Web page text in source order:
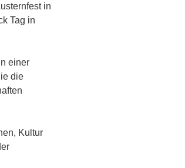
in
Tag in
einer
die
Kultur